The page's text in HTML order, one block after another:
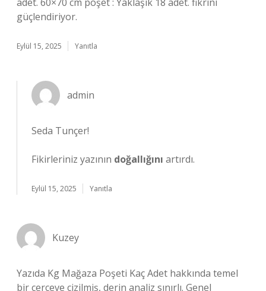
güçlendiriyor.
Eylül 15, 2025 Yanıtla
admin
Seda Tunçer!
Fikirleriniz yazının doğallığını artırdı.
Eylül 15, 2025 Yanıtla
Kuzey
Yazıda Kg Mağaza Poşeti Kaç Adet hakkında temel
bir çerçeve çizilmiş, derin analiz sınırlı. Genel